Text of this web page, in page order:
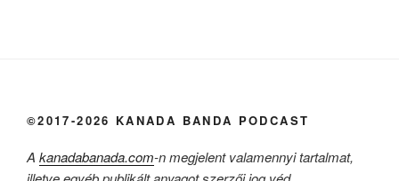
©2017-2026 KANADA BANDA PODCAST
A kanadabanada.com-n megjelent valamennyi tartalmat,